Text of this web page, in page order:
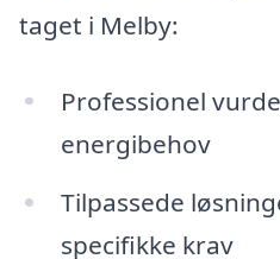
taget i Melby:
Professionel
energibehov
Tilpassede
specifikke krav